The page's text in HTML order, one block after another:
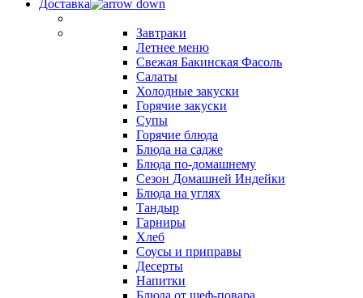
Доставка
Завтраки
Летнее меню
Свежая Бакинская Фасоль
Салаты
Холодные закуски
Горячие закуски
Супы
Горячие блюда
Блюда на садже
Блюда по-домашнему
Сезон Домашней Индейки
Блюда на углях
Тандыр
Гарниры
Хлеб
Соусы и приправы
Десерты
Напитки
Блюда от шеф-повара